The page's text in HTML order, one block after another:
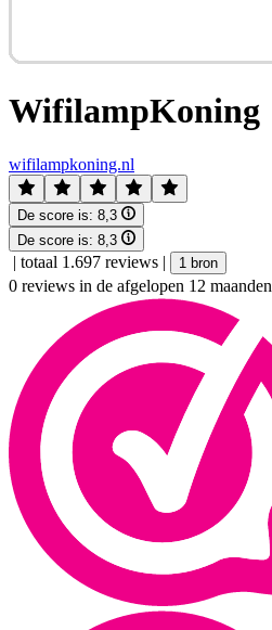
WifilampKoning
wifilampkoning.nl
De score is: 8,3
De score is: 8,3
| totaal 1.697 reviews | 1 bron
0 reviews in de afgelopen 12 maanden